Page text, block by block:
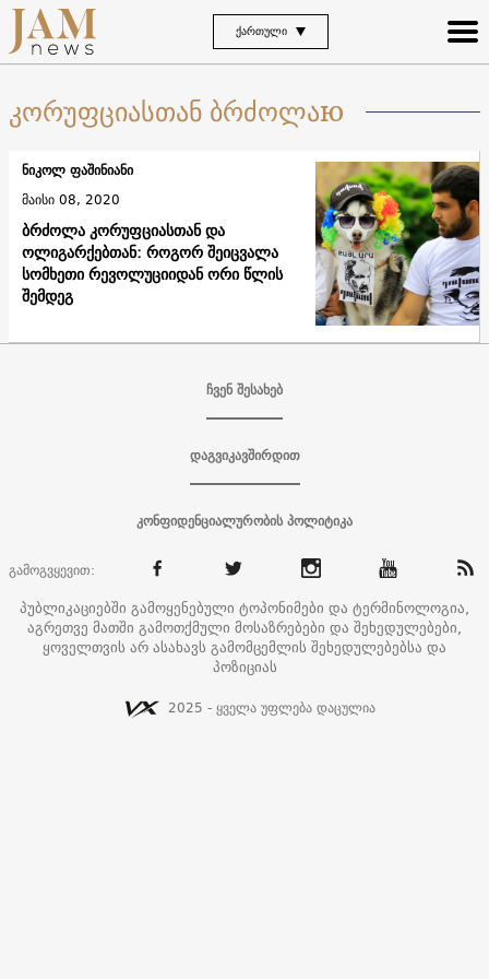
ᲥᲐᲠᲗᲣᲚᲘ
კორუფციასთან ბრძოლაю
ბრძოლა კორუფციასთან და
ოლიგარქებთან: როგორ შეიცვალა
სომხეთი რევოლუციიდან ორი წლის
შემდეგ
ნიკოლ ფაშინიანი
მაისი 08, 2020
ჩვენ შესახებ
დაგვიკავშირდით
კონფიდენციალურობის პოლიტიკა
გამოგვყევით:
პუბლიკაციებში გამოყენებული ტოპონიმები და ტერმინოლოგია,
აგრეთვე მათში გამოთქმული მოსაზრებები და შეხედულებები,
ყოველთვის არ ასახავს გამომცემლის შეხედულებებსა და
პოზიციას
2025 - ყველა უფლება დაცულია